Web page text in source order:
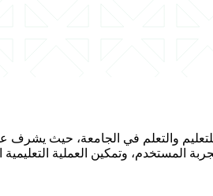
للتعليم والتعلم في الجامعة، حيث
المستخدم، وتمكين العملية التعليمية